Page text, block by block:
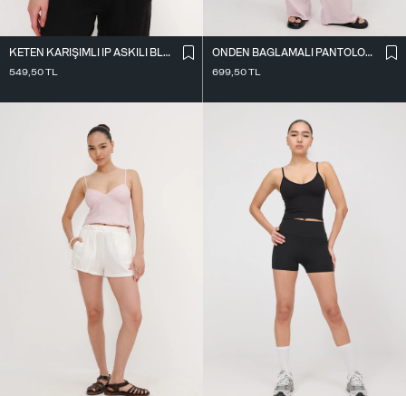
KETEN KARIŞIMLI İ̇P ASKILI BLUZ A17133-H11
549,50TL
ÖNDEN BAĞLAMALI PANTOLON PN16791-W12
699,50TL